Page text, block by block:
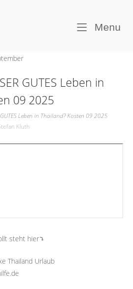
Menu
GUTES Leben in
09 2025
Leben in Thailand? Kosten 09 2025
Kluth
steht hier⤵︎
Thailand Urlaub